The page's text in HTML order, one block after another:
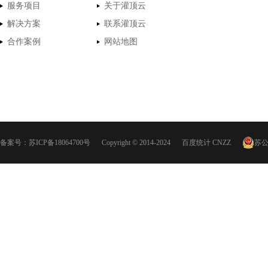
服务项目
关于灌顶云
解决方案
联系灌顶云
合作案例
网站地图
备案号： 苏ICP备18064700号 Copyright © 2014-2024 百度统计 CNZZ 苏